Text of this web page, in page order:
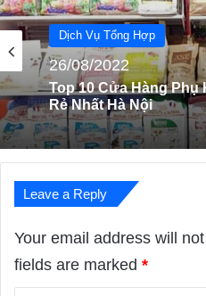
Dịch Vụ Tổng Hợp
26/08/2022
Top 10 Cửa Hàng Phụ
Dịch Vụ Tổng Hợp
30/09/2023
Top 7 Địa Chỉ Gara
Tại Tp. HCM
Leave a Reply
Your email address will
fields are marked *